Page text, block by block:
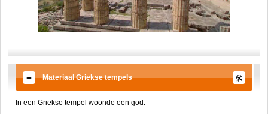
Materiaal Griekse tempels
In een Griekse tempel woonde een god.